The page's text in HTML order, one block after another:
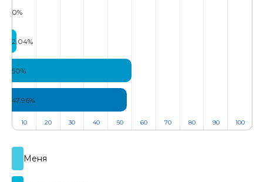
Меня​​​
0%
2.04%
50%
47.96%
10 20 30 40 50 60 70 80 90 100